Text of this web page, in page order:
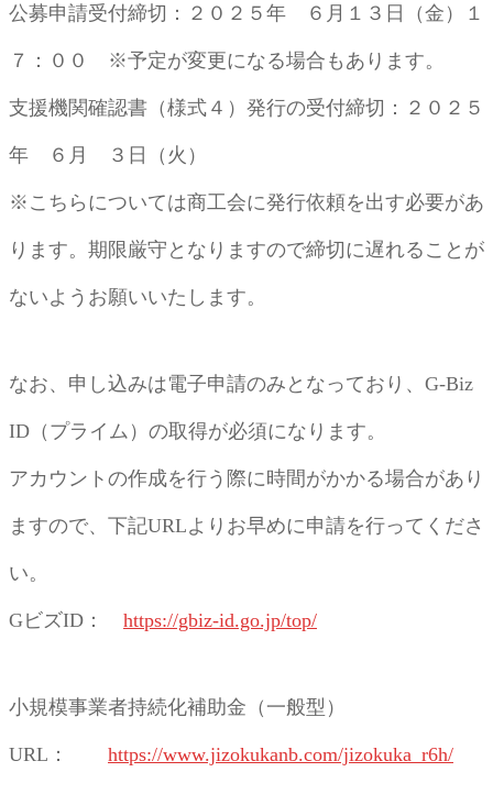
公募申請受付締切：２０２５年 ６月１３日（金）１
７：００ ※予定が変更になる場合もあります。
支援機関確認書（様式４）発行の受付締切：２０２５
年 ６月 ３日（火）
※こちらについては商工会に発行依頼を出す必要があ
ります。期限厳守となりますので締切に遅れることが
ないようお願いいたします。
なお、申し込みは電子申請のみとなっており、G-Biz
ID（プライム）の取得が必須になります。
アカウントの作成を行う際に時間がかかる場合があり
ますので、下記URLよりお早めに申請を行ってくださ
い。
GビズID： https://gbiz-id.go.jp/top/
小規模事業者持続化補助金（一般型）
URL： https://www.jizokukanb.com/jizokuka_r6h/